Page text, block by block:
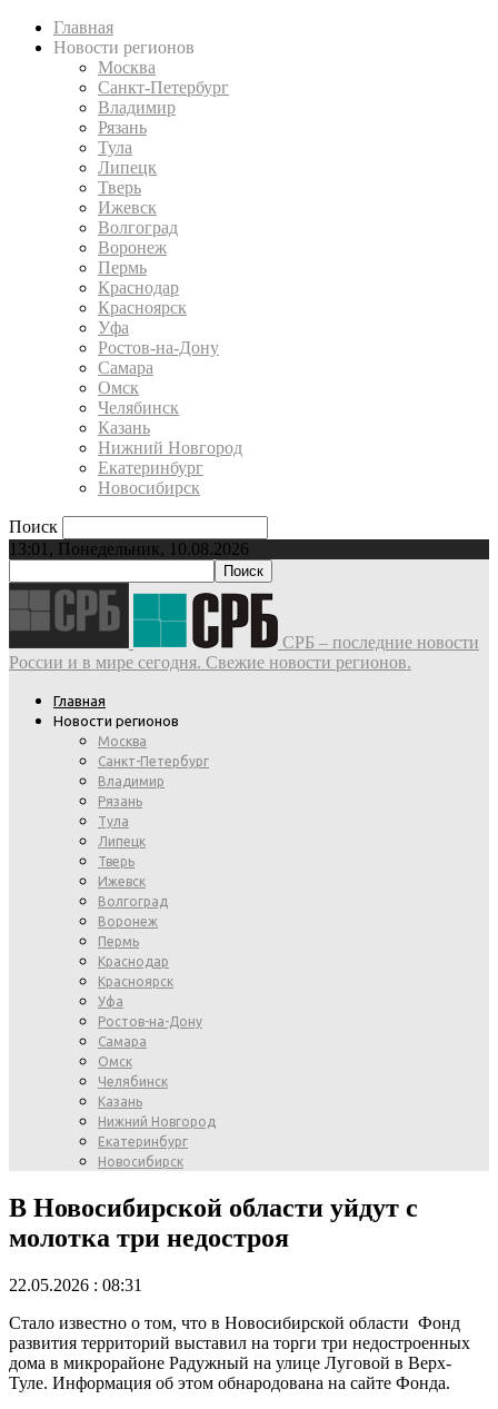
Главная
Новости регионов
Москва
Санкт-Петербург
Владимир
Рязань
Тула
Липецк
Тверь
Ижевск
Волгоград
Воронеж
Пермь
Краснодар
Красноярск
Уфа
Ростов-на-Дону
Самара
Омск
Челябинск
Казань
Нижний Новгород
Екатеринбург
Новосибирск
Поиск
13:01, Понедельник, 10.08.2026
СРБ – последние новости
России и в мире сегодня. Свежие новости регионов.
Главная
Новости регионов
Москва
Санкт-Петербург
Владимир
Рязань
Тула
Липецк
Тверь
Ижевск
Волгоград
Воронеж
Пермь
Краснодар
Красноярск
Уфа
Ростов-на-Дону
Самара
Омск
Челябинск
Казань
Нижний Новгород
Екатеринбург
Новосибирск
В Новосибирской области уйдут с
молотка три недостроя
22.05.2026 : 08:31
Стало известно о том, что в Новосибирской области Фонд
развития территорий выставил на торги три недостроенных
дома в микрорайоне Радужный на улице Луговой в Верх-
Туле. Информация об этом обнародована на сайте Фонда.